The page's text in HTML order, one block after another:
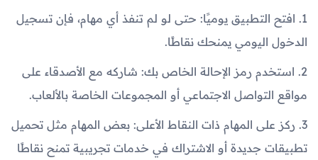
1. افتح التطبيق يوميًا: حتى لو لم تنفذ أي مهام، فإن تسجيل
الدخول اليومي يمنحك نقاطًا.
2. استخدم رمز الإحالة الخاص بك: شاركه مع الأصدقاء على
مواقع التواصل الاجتماعي أو المجموعات الخاصة بالألعاب.
3. ركز على المهام ذات النقاط الأعلى: بعض المهام مثل تحميل
تطبيقات جديدة أو الاشتراك في خدمات تجريبية تمنح نقاطًا